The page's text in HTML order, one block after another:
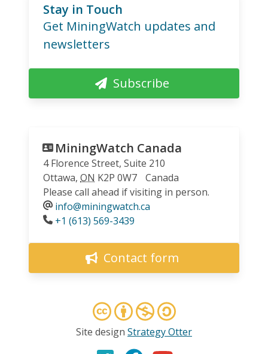
Stay in Touch
Get MiningWatch updates and
newsletters
Subscribe
MiningWatch Canada
4 Florence Street, Suite 210
Ottawa, ON K2P 0W7
Canada
Please call ahead if visiting in person.
info@miningwatch.ca
Phone
+1 (613) 569-3439
Contact form
Site design Strategy Otter